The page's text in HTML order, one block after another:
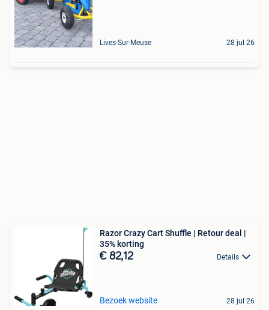
Lives-Sur-Meuse 28 jul 26
Razor Crazy Cart Shuffle | Retour deal |
35% korting
€ 82,12 Details
Bezoek website 28 jul 26